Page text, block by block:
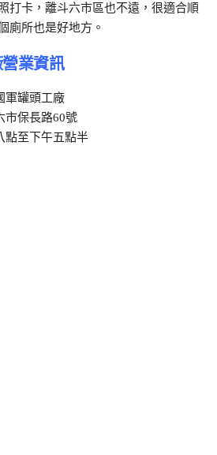
打卡，離斗六市區也不遠，很適合順
廁所也是好地方。
業資訊
軍罐頭工廠
市保長路60號
點至下午五點半